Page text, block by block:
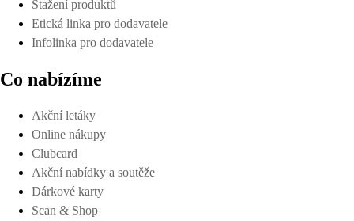
Stažení produktů
Etická linka pro dodavatele
Infolinka pro dodavatele
Co nabízíme
Akční letáky
Online nákupy
Clubcard
Akční nabídky a soutěže
Dárkové karty
Scan & Shop